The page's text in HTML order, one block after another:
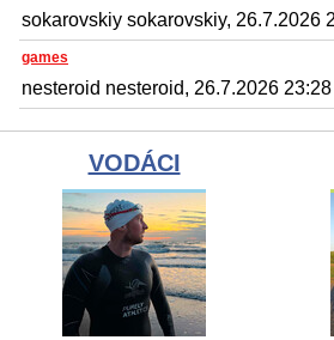
sokarovskiy sokarovskiy, 26.7.2026
games
nesteroid nesteroid, 26.7.2026 23:28
VODÁCI